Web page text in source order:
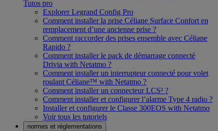
Tutos pro
Explorer Legrand Config Pro
Comment installer la prise Céliane Surface Confort en
remplacement d’une ancienne prise ?
Comment raccorder des prises ensemble avec Céliane
Rapido ?
Comment installer le pack de démarrage connecté
Drivia with Netatmo ?
Comment installer un interrupteur connecté pour volet
roulant Céliane™ with Netatmo ?
Comment installer un connecteur LCS³ ?
Comment installer et configurer l’alarme Type 4 radio ?
Installer et configurer le Classe 300EOS with Netatmo
Voir tous les tutoriels
normes et réglementations